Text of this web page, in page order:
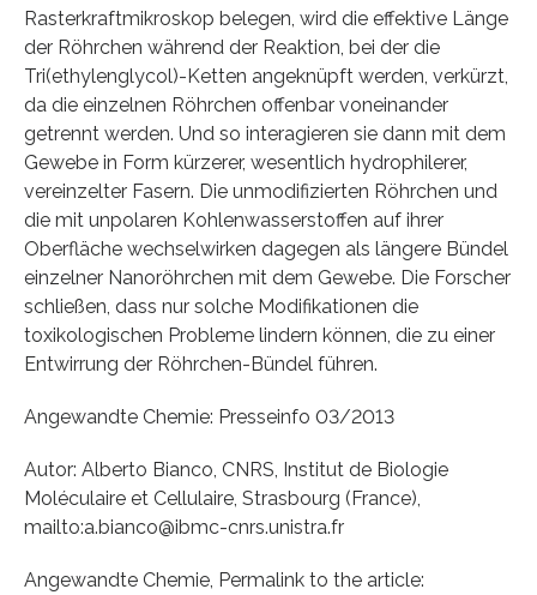
Rasterkraftmikroskop belegen, wird die effektive Länge
der Röhrchen während der Reaktion, bei der die
Tri(ethylenglycol)-Ketten angeknüpft werden, verkürzt,
da die einzelnen Röhrchen offenbar voneinander
getrennt werden. Und so interagieren sie dann mit dem
Gewebe in Form kürzerer, wesentlich hydrophilerer,
vereinzelter Fasern. Die unmodifizierten Röhrchen und
die mit unpolaren Kohlenwasserstoffen auf ihrer
Oberfläche wechselwirken dagegen als längere Bündel
einzelner Nanoröhrchen mit dem Gewebe. Die Forscher
schließen, dass nur solche Modifikationen die
toxikologischen Probleme lindern können, die zu einer
Entwirrung der Röhrchen-Bündel führen.
Angewandte Chemie: Presseinfo 03/2013
Autor: Alberto Bianco, CNRS, Institut de Biologie
Moléculaire et Cellulaire, Strasbourg (France),
mailto:a.bianco@ibmc-cnrs.unistra.fr
Angewandte Chemie, Permalink to the article: